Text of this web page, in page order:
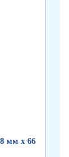
мм х 66